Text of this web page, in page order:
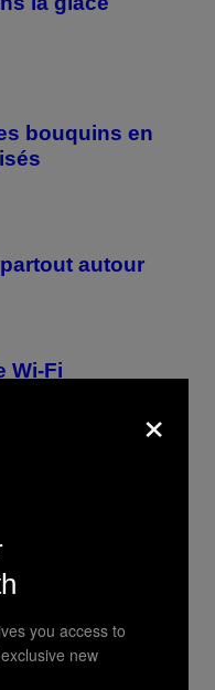
bouquins en
autour
Wi-Fi
rencontre la
lumineux
×
you access to
new